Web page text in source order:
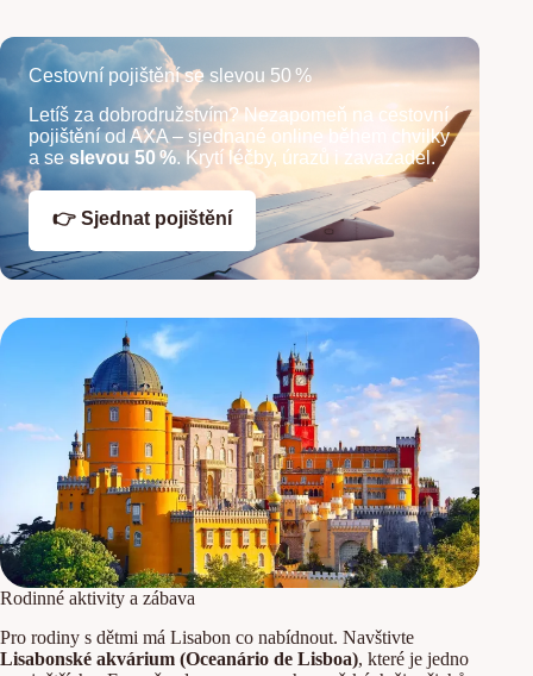
Cestovní pojištění se slevou 50 %
Letíš za dobrodružstvím? Nezapomeň na cestovní
pojištění od AXA – sjednané online během chvilky
a seslevou 50 %. Krytí léčby, úrazů i zavazadel.
👉 Sjednat pojištění
Rodinné aktivity a zábava
Pro rodiny s dětmi má Lisabon co nabídnout. Navštivte
Lisabonské akvárium (Oceanário de Lisboa), které je jedno